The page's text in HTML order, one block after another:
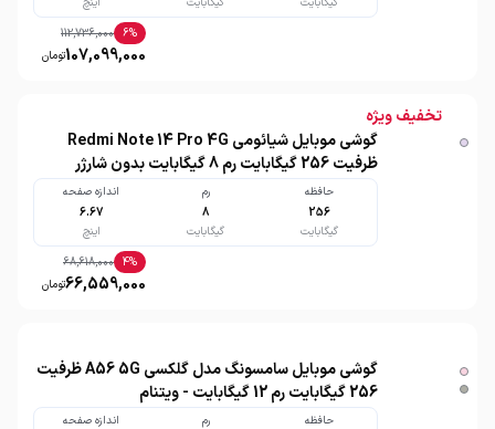
6%
112,736,000
107,099,000تومان
تخفیف ویژه
گوشی موبایل شیائومی Redmi Note 14 Pro 4G
ظرفیت 256 گیگابایت رم 8 گیگابایت بدون شارژر
حافظه
256
گیگابایت
رم
8
گیگابایت
اندازه صفحه
6.67
اینچ
4%
68,618,000
66,559,000تومان
گوشی موبایل سامسونگ مدل گلکسی A56 5G ظرفیت
256 گیگابایت رم 12 گیگابایت - ویتنام
حافظه
رم
اندازه صفحه